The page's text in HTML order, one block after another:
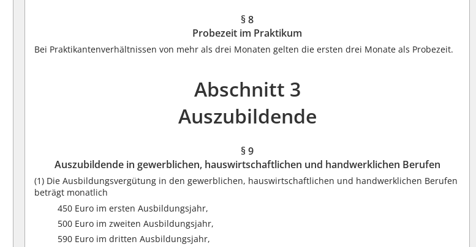
§ 8
Probezeit im Praktikum
Bei Praktikantenverhältnissen von mehr als drei Monaten gelten die ersten drei Monate als Probezeit.
Abschnitt 3
Auszubildende
§ 9
Auszubildende in gewerblichen, hauswirtschaftlichen und handwerklichen Berufen
(1) Die Ausbildungsvergütung in den gewerblichen, hauswirtschaftlichen und handwerklichen Berufen
beträgt monatlich
450 Euro im ersten Ausbildungsjahr,
500 Euro im zweiten Ausbildungsjahr,
590 Euro im dritten Ausbildungsjahr,